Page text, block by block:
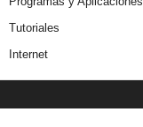
Tutoriales
Internet